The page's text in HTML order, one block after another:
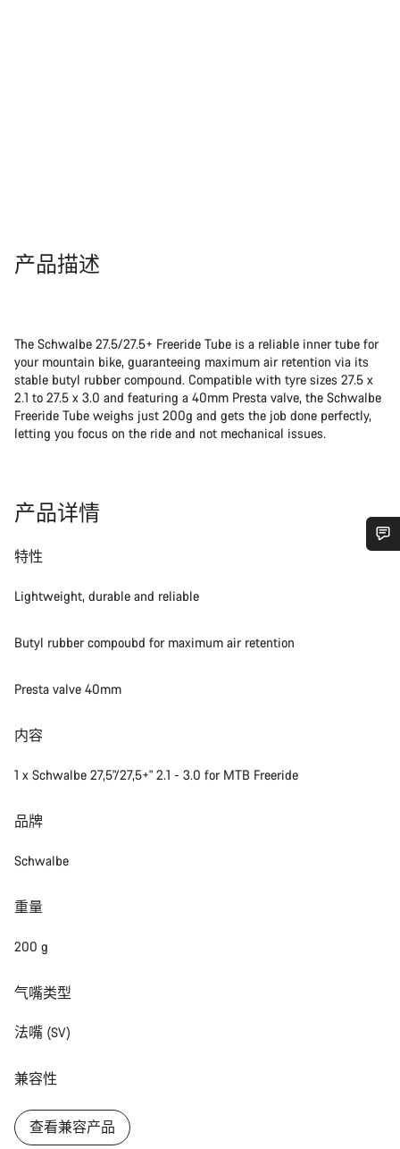
产品描述
The Schwalbe 27.5/27.5+ Freeride Tube is a reliable inner tube for
your mountain bike, guaranteeing maximum air retention via its
stable butyl rubber compound. Compatible with tyre sizes 27.5 x
2.1 to 27.5 x 3.0 and featuring a 40mm Presta valve, the Schwalbe
Freeride Tube weighs just 200g and gets the job done perfectly,
letting you focus on the ride and not mechanical issues.
产品详情
特性
Lightweight, durable and reliable
Butyl rubber compoubd for maximum air retention
Presta valve 40mm
内容
1 x Schwalbe 27,5"/27,5+" 2.1 - 3.0 for MTB Freeride
品牌
Schwalbe
重量
200 g
气嘴类型
法嘴 (SV)
兼容性
查看兼容产品